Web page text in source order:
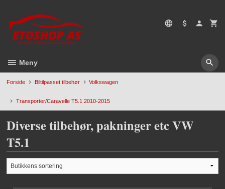
til
innholdet
Meny
Forside Biltilpasset tilbehør Volkswagen
Transporter/Caravelle T5.1 2010-2015
Diverse tilbehør, pakninger etc VW
T5.1